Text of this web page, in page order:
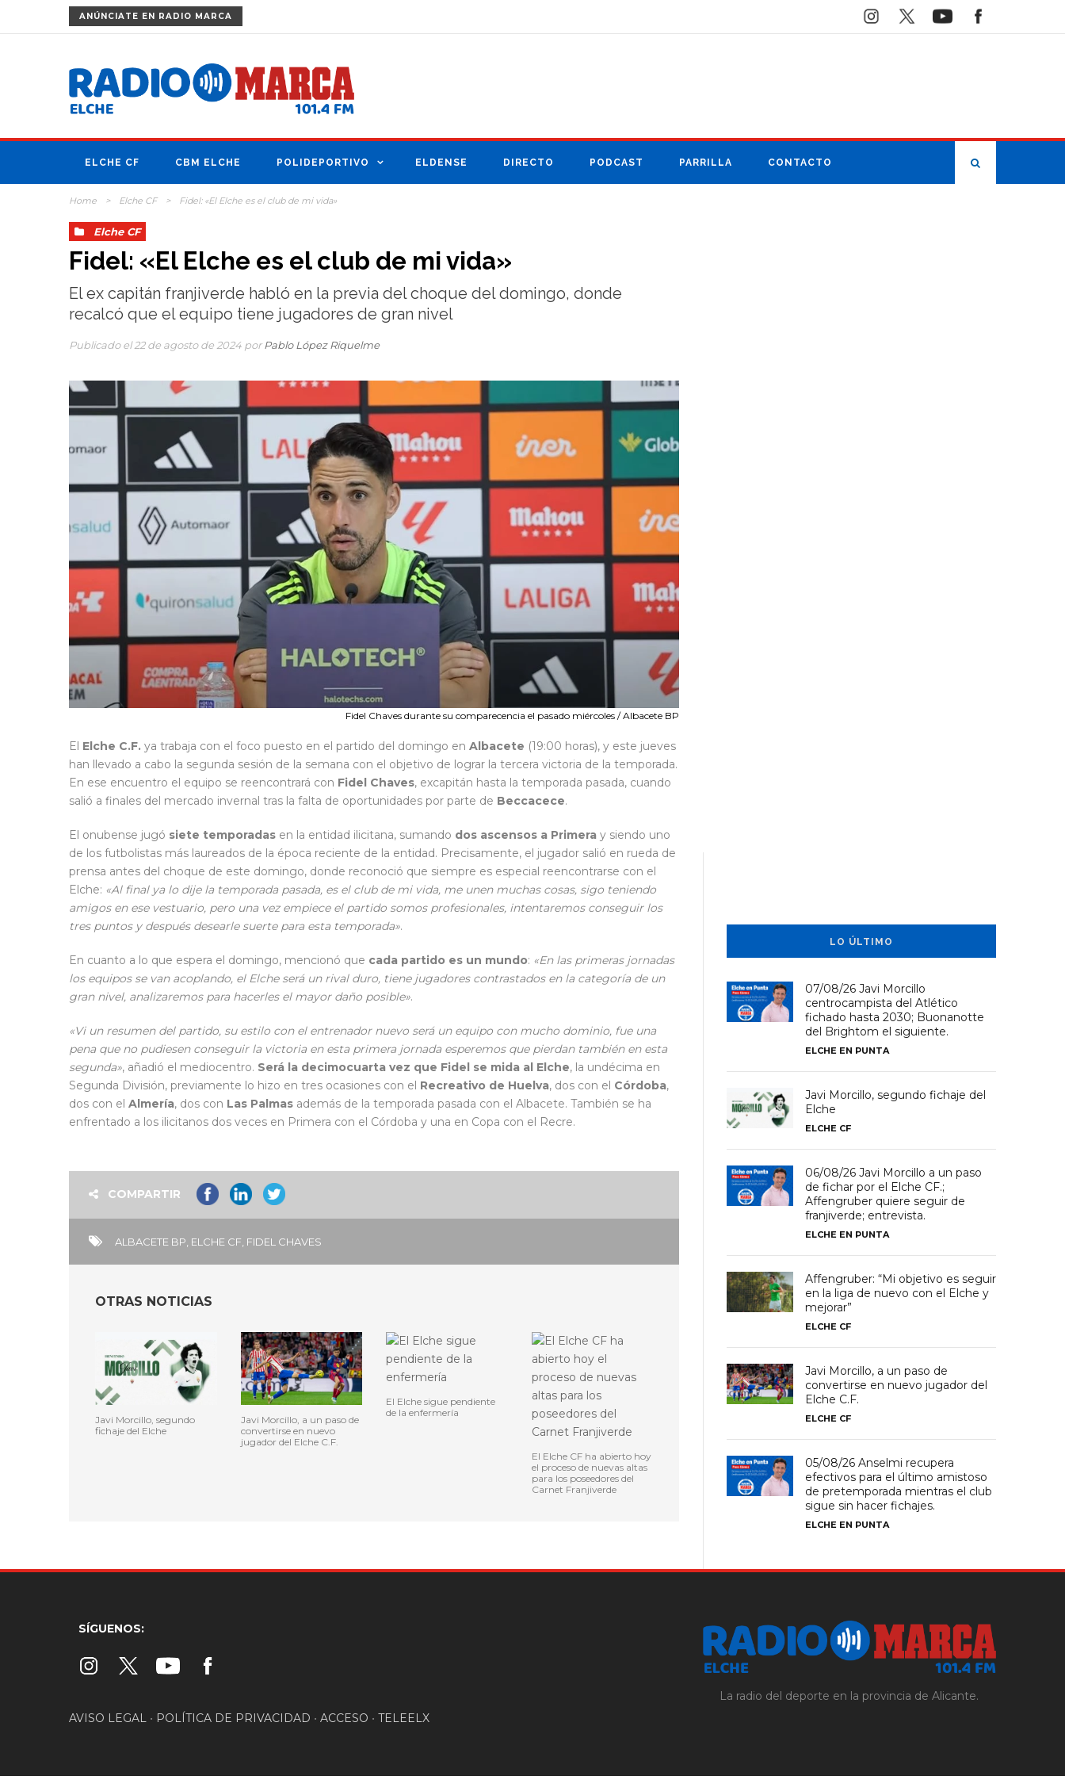
ANÚNCIATE EN RADIO MARCA
ELCHE CF CBM ELCHE POLIDEPORTIVO ELDENSE DIRECTO PODCAST PARRILLA CONTACTO
Home > Elche CF > Fidel: «El Elche es el club de mi vida»
Elche CF
Fidel: «El Elche es el club de mi vida»
El ex capitán franjiverde habló en la previa del choque del domingo, donde
recalcó que el equipo tiene jugadores de gran nivel
Publicado el 22 de agosto de 2024 porPablo López Riquelme
Fidel Chaves durante su comparecencia el pasado miércoles / Albacete BP
El Elche C.F. ya trabaja con el foco puesto en el partido del domingo en Albacete (19:00 horas), y este jueves
han llevado a cabo la segunda sesión de la semana con el objetivo de lograr la tercera victoria de la temporada.
En ese encuentro el equipo se reencontrará con Fidel Chaves, excapitán hasta la temporada pasada, cuando
salió a finales del mercado invernal tras la falta de oportunidades por parte de Beccacece.
El onubense jugó siete temporadas en la entidad ilicitana, sumando dos ascensos a Primera y siendo uno
de los futbolistas más laureados de la época reciente de la entidad. Precisamente, el jugador salió en rueda de
prensa antes del choque de este domingo, donde reconoció que siempre es especial reencontrarse con el
Elche: «Al final ya lo dije la temporada pasada, es el club de mi vida, me unen muchas cosas, sigo teniendo
amigos en ese vestuario, pero una vez empiece el partido somos profesionales, intentaremos conseguir los
tres puntos y después desearle suerte para esta temporada».
En cuanto a lo que espera el domingo, mencionó que cada partido es un mundo: «En las primeras jornadas
los equipos se van acoplando, el Elche será un rival duro, tiene jugadores contrastados en la categoría de un
gran nivel, analizaremos para hacerles el mayor daño posible».
«Vi un resumen del partido, su estilo con el entrenador nuevo será un equipo con mucho dominio, fue una
pena que no pudiesen conseguir la victoria en esta primera jornada esperemos que pierdan también en esta
segunda», añadió el mediocentro. Será la decimocuarta vez que Fidel se mida al Elche, la undécima en
Segunda División, previamente lo hizo en tres ocasiones con el Recreativo de Huelva, dos con el Córdoba,
dos con el Almería, dos con Las Palmas además de la temporada pasada con el Albacete. También se ha
enfrentado a los ilicitanos dos veces en Primera con el Córdoba y una en Copa con el Recre.
COMPARTIR
ALBACETE BP, ELCHE CF, FIDEL CHAVES
OTRAS NOTICIAS
Javi Morcillo, segundo
fichaje del Elche
Javi Morcillo, a un paso de
convertirse en nuevo
jugador del Elche C.F.
El Elche sigue pendiente
de la enfermería
El Elche CF ha abierto hoy
el proceso de nuevas altas
para los poseedores del
Carnet Franjiverde
LO ÚLTIMO
07/08/26 Javi Morcillo
centrocampista del Atlético
fichado hasta 2030; Buonanotte
del Brightom el siguiente.
ELCHE EN PUNTA
Javi Morcillo, segundo fichaje del
Elche
ELCHE CF
06/08/26 Javi Morcillo a un paso
de fichar por el Elche CF.;
Affengruber quiere seguir de
franjiverde; entrevista.
ELCHE EN PUNTA
Affengruber: “Mi objetivo es seguir
en la liga de nuevo con el Elche y
mejorar”
ELCHE CF
Javi Morcillo, a un paso de
convertirse en nuevo jugador del
Elche C.F.
ELCHE CF
05/08/26 Anselmi recupera
efectivos para el último amistoso
de pretemporada mientras el club
sigue sin hacer fichajes.
ELCHE EN PUNTA
SÍGUENOS:
AVISO LEGAL • POLÍTICA DE PRIVACIDAD • ACCESO • TELEELX
La radio del deporte en la provincia de Alicante.